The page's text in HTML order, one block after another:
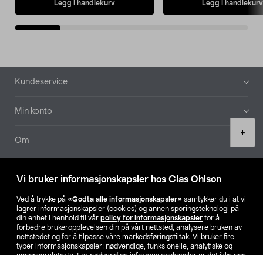
Vi bruker informasjonskapsler hos Clas Ohlson
Ved å trykke på «Godta alle informasjonskapsler» samtykker du i at vi
lagrer informasjonskapsler (cookies) og annen sporingsteknologi på
din enhet i henhold til vår policy for informasjonskapsler for å
forbedre brukeropplevelsen din på vårt nettsted, analysere bruken av
nettstedet og for å tilpasse våre markedsføringstiltak. Vi bruker fire
typer informasjonskapsler: nødvendige, funksjonelle, analytiske og
+
Legg i handlekurv Legg i handlekurv
Bunntekst
Kundeservice
Min konto
Om
Våre selskaper
Finn din butikk